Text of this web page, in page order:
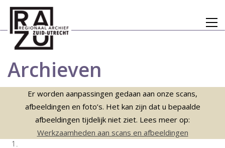
Archieven
Er worden aanpassingen gedaan aan onze scans,
afbeeldingen en foto’s. Het kan zijn dat u bepaalde
afbeeldingen tijdelijk niet ziet. Lees meer op:
Werkzaamheden aan scans en afbeeldingen